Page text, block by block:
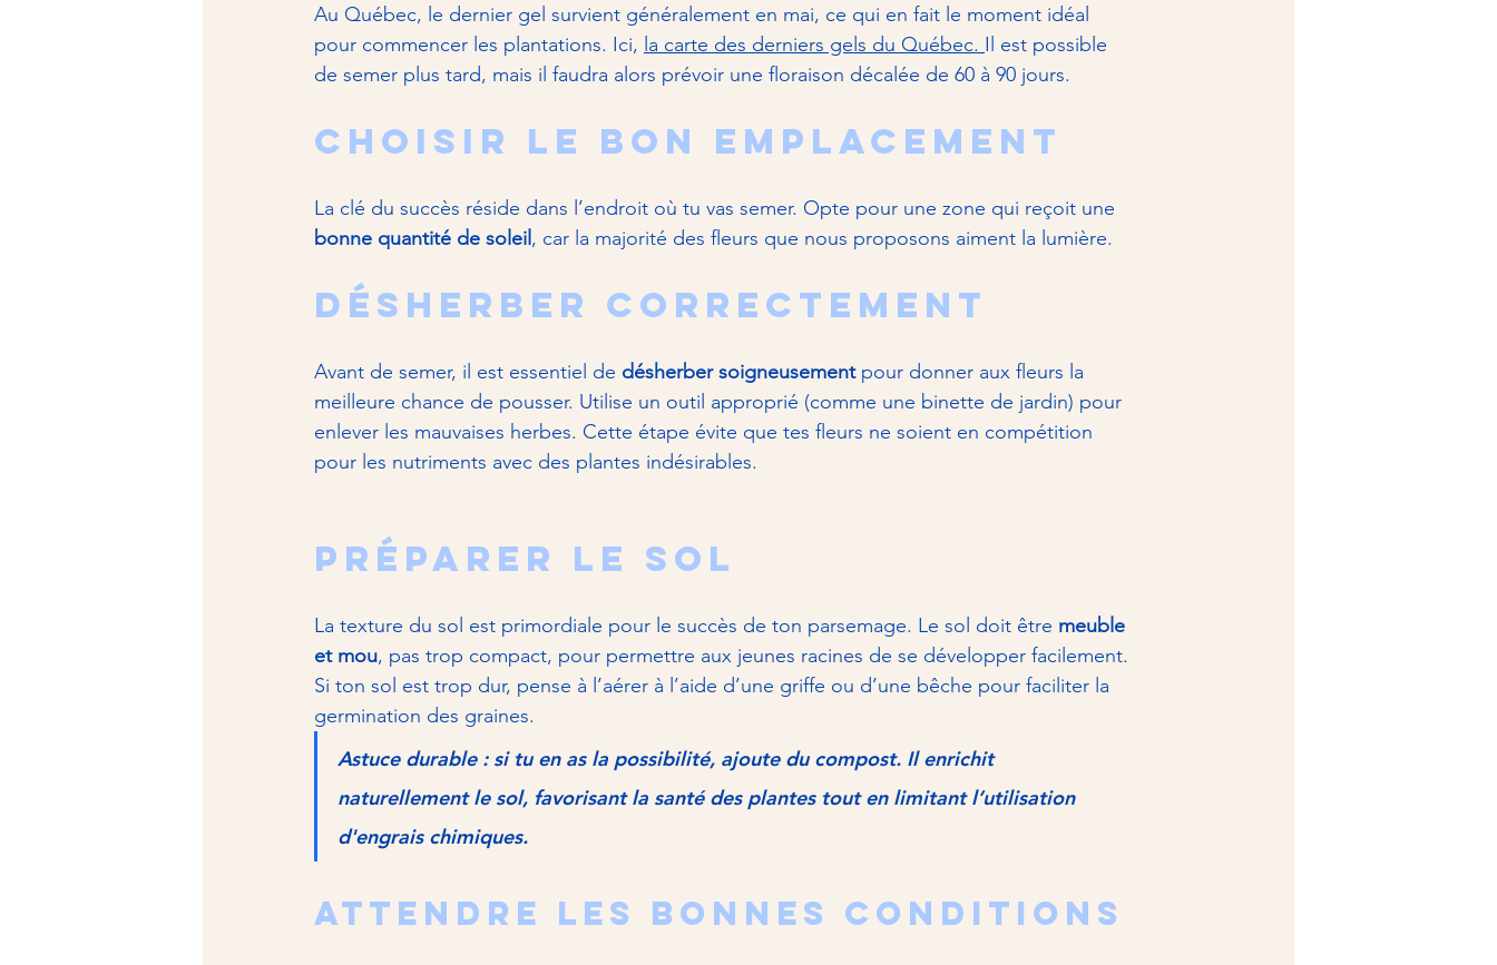
Au Québec, le dernier gel survient généralement en mai, ce qui en fait le moment idéal
pour commencer les plantations. Ici, la carte des derniers gels du Québec. Il est possible
de semer plus tard, mais il faudra alors prévoir une floraison décalée de 60 à 90 jours.
Choisir le bon emplacement
La clé du succès réside dans l’endroit où tu vas semer. Opte pour une zone qui reçoit une
bonne quantité de soleil , car la majorité des fleurs que nous proposons aiment la lumière.
Désherber correctement
Avant de semer, il est essentiel de désherber soigneusement pour donner aux fleurs la
meilleure chance de pousser. Utilise un outil approprié (comme une binette de jardin) pour
enlever les mauvaises herbes. Cette étape évite que tes fleurs ne soient en compétition
pour les nutriments avec des plantes indésirables.
Préparer le sol
La texture du sol est primordiale pour le succès de ton parsemage. Le sol doit être meuble
et mou, pas trop compact, pour permettre aux jeunes racines de se développer facilement.
Si ton sol est trop dur, pense à l’aérer à l’aide d’une griffe ou d’une bêche pour faciliter la
germination des graines.
Astuce durable : si tu en as la possibilité, ajoute du compost. Il enrichit
naturellement le sol, favorisant la santé des plantes tout en limitant l’utilisation
d'engrais chimiques.
Attendre les bonnes conditions